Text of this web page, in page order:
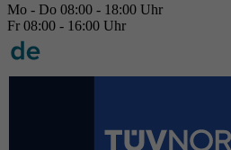
Mo - Do 08:00 - 18:00 Uhr
Fr 08:00 - 16:00 Uhr